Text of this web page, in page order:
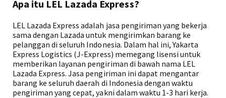
Apa itu LEL Lazada Express?
LEL Lazada Express adalah jasa pengiriman yang bekerja
sama dengan Lazada untuk mengirimkan barang ke
pelanggan di seluruh Indonesia. Dalam hal ini, Yakarta
Express Logistics (J-Express) memegang lisensi untuk
memberikan layanan pengiriman di bawah nama LEL
Lazada Express. Jasa pengiriman ini dapat mengantar
barang ke seluruh daerah di Indonesia dengan waktu
pengiriman yang cepat, yakni dalam waktu 1-3 hari kerja.